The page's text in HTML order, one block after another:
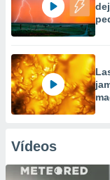
Vídeos